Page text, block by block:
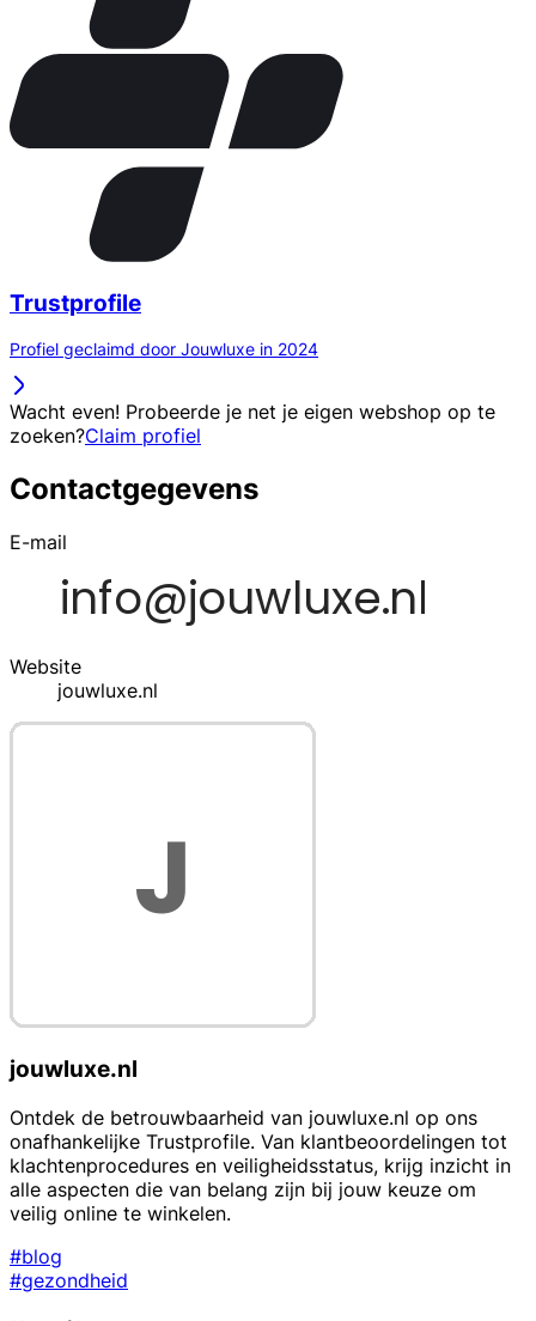
Trustprofile
Profiel geclaimd door Jouwluxe in 2024
Wacht even! Probeerde je net je eigen webshop op te
zoeken?Claim profiel
Contactgegevens
E-mail
Website
jouwluxe.nl
jouwluxe.nl
Ontdek de betrouwbaarheid van jouwluxe.nl op ons
onafhankelijke Trustprofile. Van klantbeoordelingen tot
klachtenprocedures en veiligheidsstatus, krijg inzicht in
alle aspecten die van belang zijn bij jouw keuze om
veilig online te winkelen.
#blog
#gezondheid